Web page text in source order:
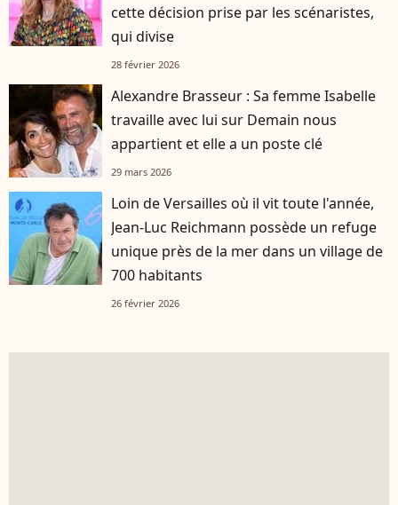
cette décision prise par les scénaristes,
qui divise
28 février 2026
Alexandre Brasseur : Sa femme Isabelle
travaille avec lui sur Demain nous
appartient et elle a un poste clé
29 mars 2026
Loin de Versailles où il vit toute l'année,
Jean-Luc Reichmann possède un refuge
unique près de la mer dans un village de
700 habitants
26 février 2026